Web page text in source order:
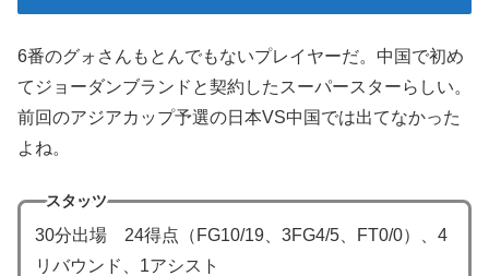
6番のグォさんもとんでもないプレイヤーだ。中国で初め
てジョーダンブランドと契約したスーパースターらしい。
前回のアジアカップ予選の日本VS中国では出てなかった
よね。
スタッツ
30分出場 24得点（FG10/19、3FG4/5、FT0/0）、4
リバウンド、1アシスト